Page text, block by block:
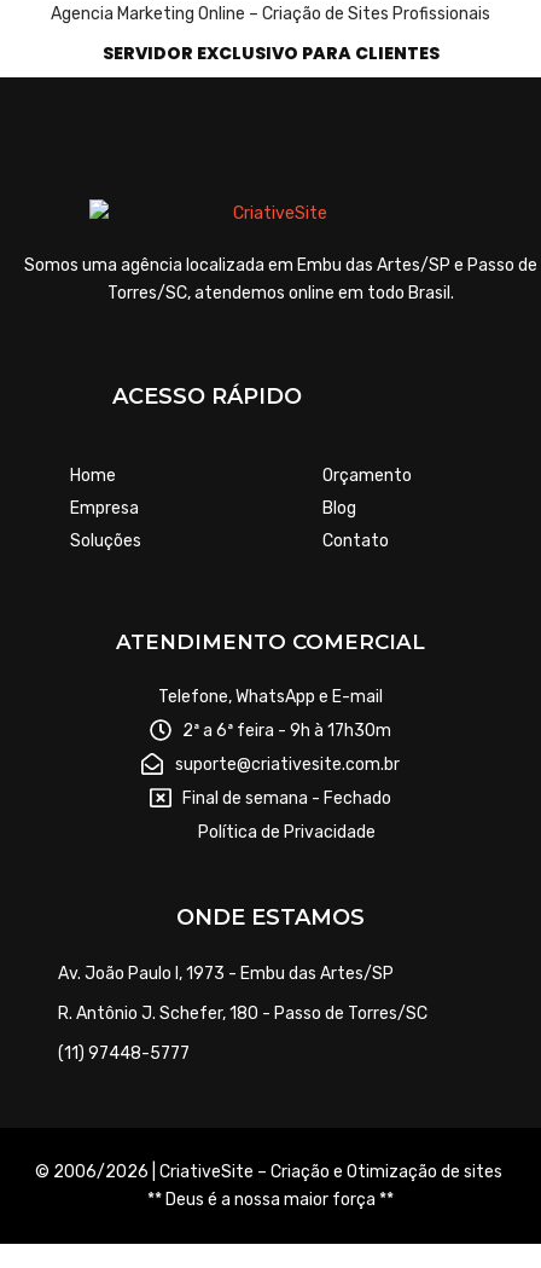
SERVIDOR EXCLUSIVO PARA CLIENTES
Somos uma agência localizada em Embu das Artes/SP e Passo de
Torres/SC, atendemos online em todo Brasil.
ACESSO RÁPIDO
Home
Empresa
Soluções
Orçamento
Blog
Contato
ATENDIMENTO COMERCIAL
Telefone, WhatsApp e E-mail
2ª a 6ª feira - 9h à 17h30m
suporte@criativesite.com.br
Final de semana - Fechado
Política de Privacidade
ONDE ESTAMOS
Av. João Paulo I, 1973 - Embu das Artes/SP
R. Antônio J. Schefer, 180 - Passo de Torres/SC
(11) 97448-5777
© 2006/2026 | CriativeSite – Criação e Otimização de sites
** Deus é a nossa maior força **